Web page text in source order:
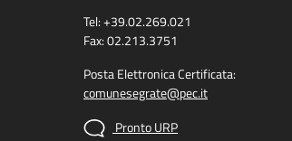
Tel: +39.02.269.021
Fax: 02.213.3751
Posta Elettronica Certificata:
comunesegrate@pec.it
Pronto URP